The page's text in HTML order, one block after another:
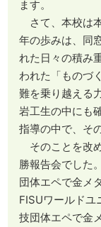
ます。
さて、本校は
年の歩みは、同
れた日々の積み
われた「ものづ
難を乗り越える
岩工生の中にも
指導の中で、そ
そのことを改
勝報告会でした
団体エペで金メ
FISUワールドユ
技団体エペで金